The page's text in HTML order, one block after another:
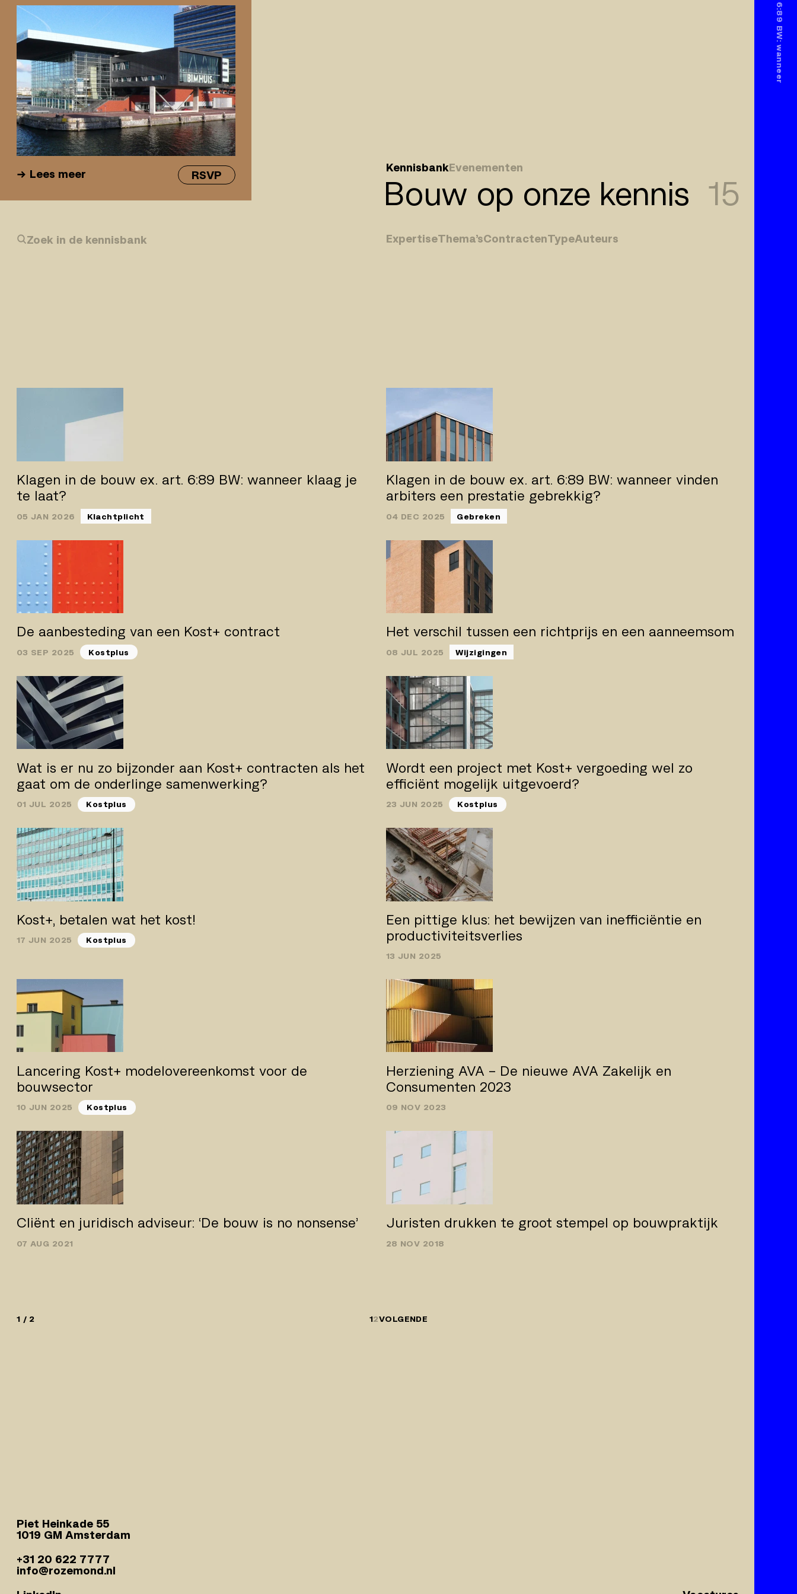
Lees meer RSVP
KennisbankEvenementen
Bouw op onze kennis 15
Zoek in de kennisbank ExpertiseThema’sContractenTypeAuteurs
Klagen in de bouw ex. art. 6:89 BW: wanneer klaag je
te laat?
05 JAN 2026 Klachtplicht
Klagen in de bouw ex. art. 6:89 BW: wanneer vinden
arbiters een prestatie gebrekkig?
04 DEC 2025 Gebreken
De aanbesteding van een Kost+ contract
03 SEP 2025 Kostplus
Het verschil tussen een richtprijs en een aanneemsom
08 JUL 2025 Wijzigingen
Wat is er nu zo bijzonder aan Kost+ contracten als het
gaat om de onderlinge samenwerking?
01 JUL 2025 Kostplus
Wordt een project met Kost+ vergoeding wel zo
efficiënt mogelijk uitgevoerd?
23 JUN 2025 Kostplus
Kost+, betalen wat het kost!
17 JUN 2025 Kostplus
Een pittige klus: het bewijzen van inefficiëntie en
productiviteitsverlies
13 JUN 2025
Lancering Kost+ modelovereenkomst voor de
bouwsector
10 JUN 2025 Kostplus
Herziening AVA – De nieuwe AVA Zakelijk en
Consumenten 2023
09 NOV 2023
Cliënt en juridisch adviseur: ‘De bouw is no­ nonsense’
07 AUG 2021
Juristen drukken te groot stempel op bouwpraktijk
28 NOV 2018
1 / 2 12VOLGENDE
Piet Heinkade 55
1019 GM Amsterdam
+31 20 622 7777
info@rozemond.nl